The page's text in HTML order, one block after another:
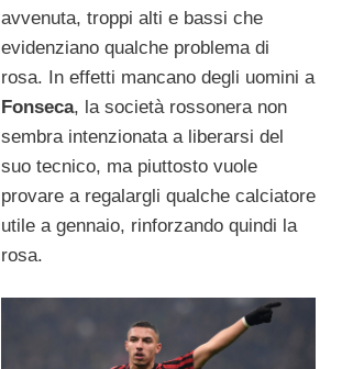
avvenuta, troppi alti e bassi che
evidenziano qualche problema di
rosa. In effetti mancano degli uomini a
Fonseca, la società rossonera non
sembra intenzionata a liberarsi del
suo tecnico, ma piuttosto vuole
provare a regalargli qualche calciatore
utile a gennaio, rinforzando quindi la
rosa.